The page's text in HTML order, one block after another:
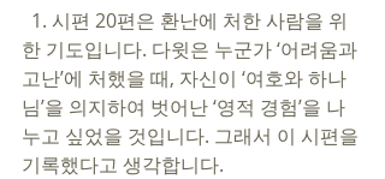
한 기도입니다. 다윗은 누군가 ‘어려움과
고난’에 처했을 때, 자신이 ‘여호와 하나
님’을 의지하여 벗어난 ‘영적 경험’을 나
누고 싶었을 것입니다. 그래서 이 시편을
기록했다고 생각합니다.